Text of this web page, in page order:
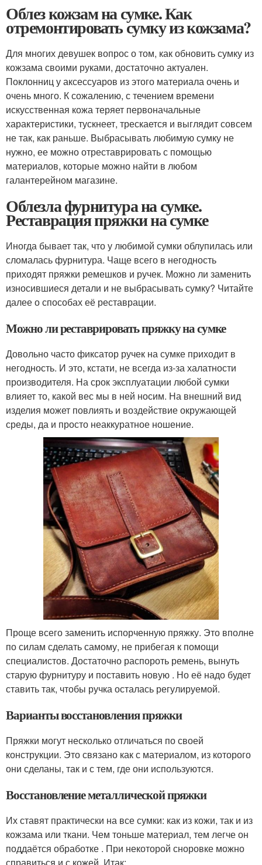
Облез кожзам на сумке. Как
отремонтировать сумку из кожзама?
Для многих девушек вопрос о том, как обновить сумку из
кожзама своими руками, достаточно актуален.
Поклонниц у аксессуаров из этого материала очень и
очень много. К сожалению, с течением времени
искусственная кожа теряет первоначальные
характеристики, тускнеет, трескается и выглядит совсем
не так, как раньше. Выбрасывать любимую сумку не
нужно, ее можно отреставрировать с помощью
материалов, которые можно найти в любом
галантерейном магазине.
Облезла фурнитура на сумке.
Реставрация пряжки на сумке
Иногда бывает так, что у любимой сумки облупилась или
сломалась фурнитура. Чаще всего в негодность
приходят пряжки ремешков и ручек. Можно ли заменить
износившиеся детали и не выбрасывать сумку? Читайте
далее о способах её реставрации.
Можно ли реставрировать пряжку на сумке
Довольно часто фиксатор ручек на сумке приходит в
негодность. И это, кстати, не всегда из-за халатности
производителя. На срок эксплуатации любой сумки
влияет то, какой вес мы в ней носим. На внешний вид
изделия может повлиять и воздействие окружающей
среды, да и просто неаккуратное ношение.
Проще всего заменить испорченную пряжку. Это вполне
по силам сделать самому, не прибегая к помощи
специалистов. Достаточно распороть ремень, вынуть
старую фурнитуру и поставить новую . Но её надо будет
ставить так, чтобы ручка осталась регулируемой.
Варианты восстановления пряжки
Пряжки могут несколько отличаться по своей
конструкции. Это связано как с материалом, из которого
они сделаны, так и с тем, где они используются.
Восстановление металлической пряжки
Их ставят практически на все сумки: как из кожи, так и из
кожзама или ткани. Чем тоньше материал, тем легче он
поддаётся обработке . При некоторой сноровке можно
справиться и с кожей. Итак: